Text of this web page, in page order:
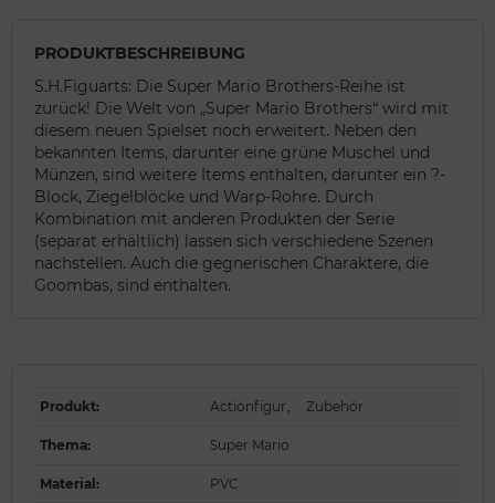
PRODUKTBESCHREIBUNG
S.H.Figuarts: Die Super Mario Brothers-Reihe ist
zurück! Die Welt von „Super Mario Brothers“ wird mit
diesem neuen Spielset noch erweitert. Neben den
bekannten Items, darunter eine grüne Muschel und
Münzen, sind weitere Items enthalten, darunter ein ?-
Block, Ziegelblöcke und Warp-Rohre. Durch
Kombination mit anderen Produkten der Serie
(separat erhältlich) lassen sich verschiedene Szenen
nachstellen. Auch die gegnerischen Charaktere, die
Goombas, sind enthalten.
Produkt: Actionfigur Zubehör
Thema: Super Mario
Material: PVC